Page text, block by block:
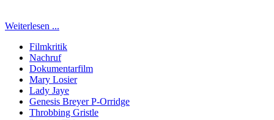
Weiterlesen ...
Filmkritik
Nachruf
Dokumentarfilm
Mary Losier
Lady Jaye
Genesis Breyer P-Orridge
Throbbing Gristle